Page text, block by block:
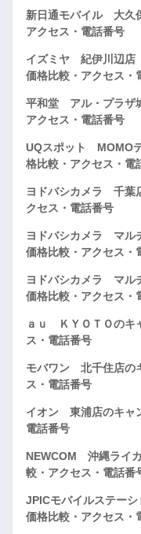
新日通モバイル 大久
アクセス・電話番号
イズミヤ 紀伊川辺店
価格比較・アクセス・
平和堂 アル・プラザ
アクセス・電話番号
UQスポット MOMO
格比較・アクセス・電
ヨドバシカメラ 千葉
クセス・電話番号
ヨドバシカメラ マル
価格比較・アクセス・
ヨドバシカメラ マル
価格比較・アクセス・
ａｕ ＫＹＯＴＯのキ
ス・電話番号
モバワン 北千住店の
ス・電話番号
イオン 東浦店のキャ
電話番号
NEWCOM 沖縄ライ
較・アクセス・電話番
JPICモバイルステー
価格比較・アクセス・